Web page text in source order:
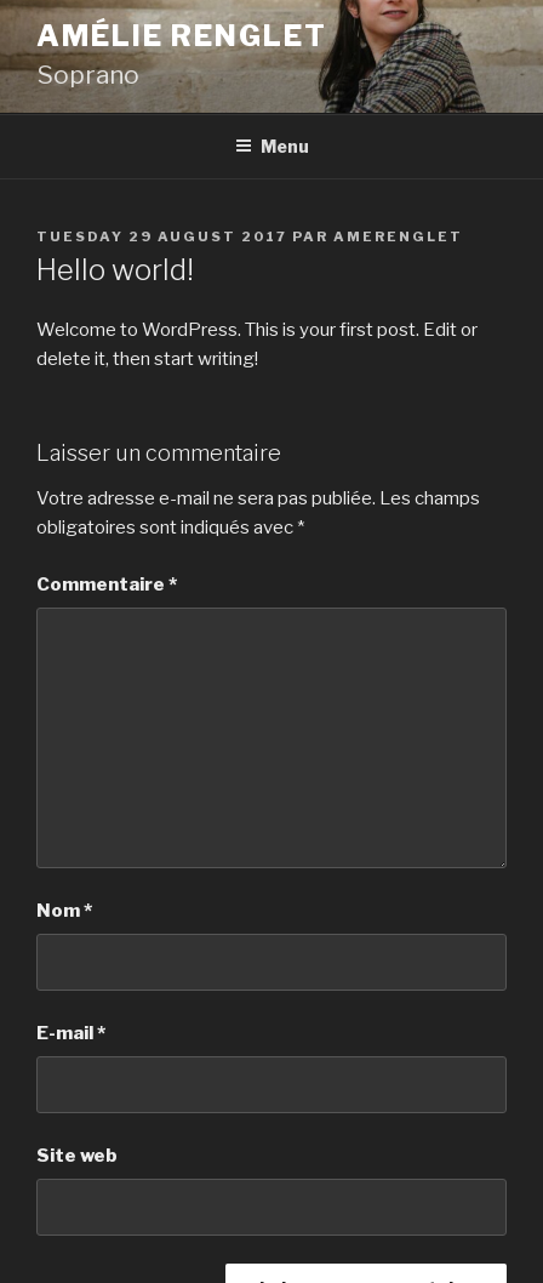
Aller
contenu
AMÉLIE RENGLET
Soprano
Menu
PUBLIÉ
LE
TUESDAY 29 AUGUST 2017 PAR AMERENGLET
Hello world!
Welcome to WordPress. This is your first post. Edit or
delete it, then start writing!
Laisser un commentaire
Votre adresse e-mail ne sera pas publiée. Les champs
obligatoires sont indiqués avec *
Commentaire *
Nom*
E-mail*
Site web